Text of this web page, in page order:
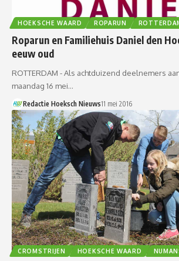
HOEKSCHE WAARD ROPARUN
Roparun en Familiehuis Daniel den
eeuw oud
ROTTERDAM - Als achtduizend deelnemers
maandag 16 mei…
Redactie Hoeksch Nieuws11 mei 2016
CROMSTRIJEN HOEKSCHE WAARD